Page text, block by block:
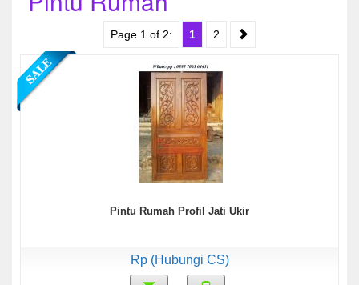
Page 1 of 2: 1 2
Pintu Rumah Profil Jati Ukir
Rp (Hubungi CS)